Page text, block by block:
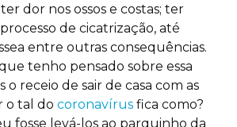
dor nos ossos e costas; ter
de cicatrização, até
entre outras consequências.
tenho pensado sobre essa
o receio de sair de casa com as
o tal docoronavírus fica como?
fosse levá-los ao parquinho da